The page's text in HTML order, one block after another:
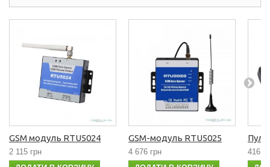
GSM модуль RTU5024
2 115 грн
GSM-модуль RTU5025
4 676 грн
416